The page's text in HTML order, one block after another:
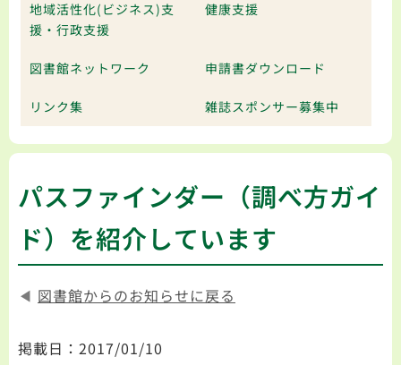
地域活性化(ビジネス)支
援・行政支援
健康支援
図書館ネットワーク 申請書ダウンロード
リンク集 雑誌スポンサー募集中
パスファインダー（調べ方ガイ
ド）を紹介しています
◀ 図書館からのお知らせに戻る
掲載日：2017/01/10